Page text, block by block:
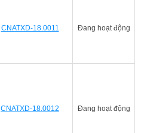
CNATXD-18.0011 Đang hoạt động
CNATXD-18.0012 Đang hoạt động